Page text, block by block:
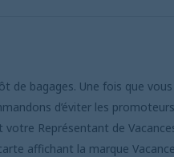
de bagages. Une fois que
d’éviter les
votre Représentant de
affichant la marque